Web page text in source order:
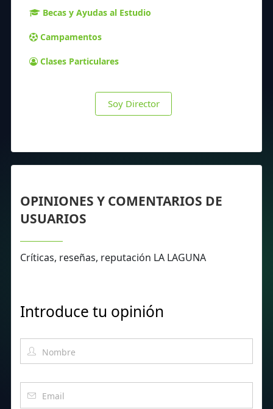
Becas y Ayudas al Estudio
Campamentos
Clases Particulares
Soy Director
OPINIONES Y COMENTARIOS DE
USUARIOS
Críticas, reseñas, reputación LA LAGUNA
Introduce tu opinión